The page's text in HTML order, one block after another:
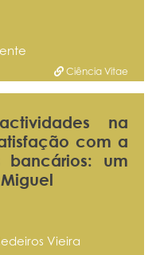
Ciência Vitae
na
com a
bancários: um
Vieira